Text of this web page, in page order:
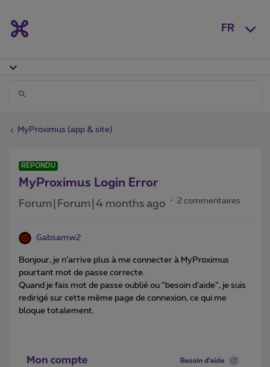
FR
MyProximus (app & site)
RÉPONDU
MyProximus Login Error
Forum|Forum|4 months ago 2 commentaires
Gabsamw2
Bonjour, je n’arrive plus à me connecter à MyProximus
pourtant mot de passe correcte.
Quand je fais mot de passe oublié ou “besoin d’aide”, je suis
redirigé sur cette même page de connexion, ce qui me
bloque totalement.